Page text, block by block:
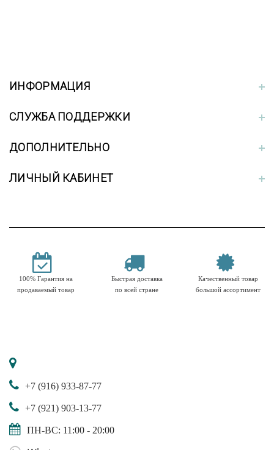
ИНФОРМАЦИЯ
СЛУЖБА ПОДДЕРЖКИ
ДОПОЛНИТЕЛЬНО
ЛИЧНЫЙ КАБИНЕТ
100% Гарантия на
продаваемый товар
Быстрая доставка
по всей стране
Качественный товар
большой ассортимент
+7 (916) 933-87-77
+7 (921) 903-13-77
ПН-ВС: 11:00 - 20:00